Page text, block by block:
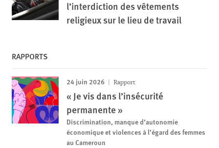
l’interdiction des vêtements
religieux sur le lieu de travail
RAPPORTS
24 juin 2026 Rapport
« Je vis dans l’insécurité
permanente »
Discrimination, manque d’autonomie
économique et violences à l’égard des femmes
au Cameroun